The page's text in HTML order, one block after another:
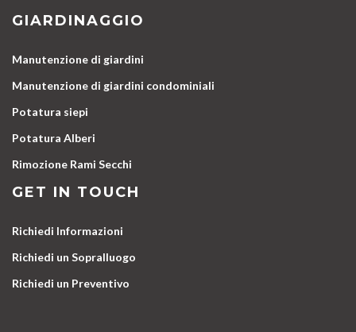
GIARDINAGGIO
Manutenzione di giardini
Manutenzione di giardini condominiali
Potatura siepi
Potatura Alberi
Rimozione Rami Secchi
GET IN TOUCH
Richiedi Informazioni
Richiedi un Sopralluogo
Richiedi un Preventivo